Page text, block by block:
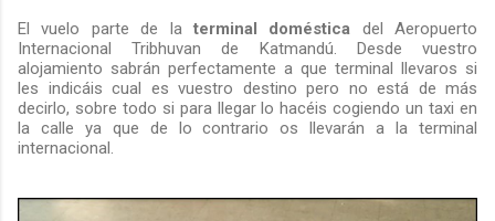
El vuelo parte de la terminal doméstica del Aeropuerto
Internacional Tribhuvan de Katmandú. Desde vuestro
alojamiento sabrán perfectamente a que terminal llevaros si
les indicáis cual es vuestro destino pero no está de más
decirlo, sobre todo si para llegar lo hacéis cogiendo un taxi en
la calle ya que de lo contrario os llevarán a la terminal
internacional.